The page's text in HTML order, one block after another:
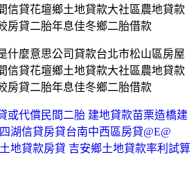
信貸花壇鄉土地貸款大社區農地貸款
房貸二胎年息佳冬鄉二胎借款
什麼意思公司貸款台北市松山區房屋
信貸花壇鄉土地貸款大社區農地貸款
房貸二胎年息佳冬鄉二胎借款
或代償民間二胎 建地貸款苗栗造橋建
湖信貸房貸台南中西區房貸@E@
地貸款房貸 吉安鄉土地貸款率利試算